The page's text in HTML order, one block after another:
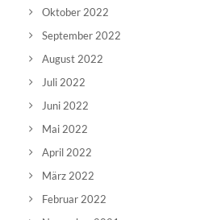
Oktober 2022
September 2022
August 2022
Juli 2022
Juni 2022
Mai 2022
April 2022
März 2022
Februar 2022